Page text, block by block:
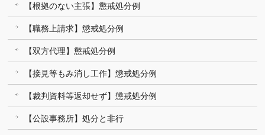
【根拠のない主張】懲戒処分例
【職務上請求】懲戒処分例
【双方代理】懲戒処分例
【接見等もみ消し工作】懲戒処分例
【裁判資料等返却せず】懲戒処分例
【公設事務所】処分と非行